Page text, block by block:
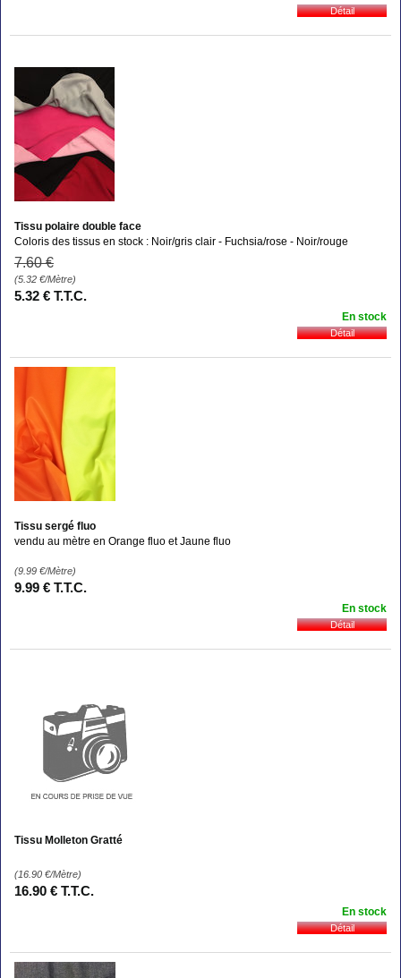
Tissu polaire double face
Coloris des tissus en stock : Noir/gris clair - Fuchsia/rose - Noir/rouge
7.60 €
(5.32 €/Mètre)
5.32 € T.T.C.
En stock
Tissu sergé fluo
vendu au mètre en Orange fluo et Jaune fluo
(9.99 €/Mètre)
9.99 € T.T.C.
En stock
Tissu Molleton Gratté
(16.90 €/Mètre)
16.90 € T.T.C.
En stock